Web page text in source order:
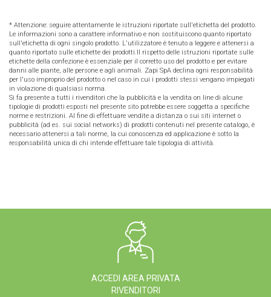
* Attenzione: seguire attentamente le istruzioni riportate sull'etichetta del prodotto.
Le informazioni sono a carattere informativo e non sostituiscono quanto riportato
sull'etichetta di ogni singolo prodotto. L'utilizzatore è tenuto a leggere e attenersi a
quanto riportato sulle etichette dei prodotti.Il rispetto delle istruzioni riportate sulle
etichette della confezione è essenziale per il corretto uso del prodotto e per evitare
danni alle piante, alle persone e agli animali. Zapi SpA declina ogni responsabilità
per l'uso improprio del prodotto o nel caso in cui i prodotti stessi vengano impiegati
in violazione di qualsiasi norma.
Si fa presente a tutti i rivenditori che la pubblicità e la vendita on line di alcune
tipologie di prodotti esposti nel presente sito potrebbe essere soggetta a specifiche
norme e restrizioni. Al fine di effettuare vendite a distanza o sui siti internet o
pubblicità (ad es. sui social networks) di prodotti contenuti nel presente catalogo, è
necessario attenersi a tali norme, la cui conoscenza ed applicazione è sotto la
responsabilità unica di chi intende effettuare tale tipologia di attività.
ACCEDI AREA PRIVATA
RIVENDITORI